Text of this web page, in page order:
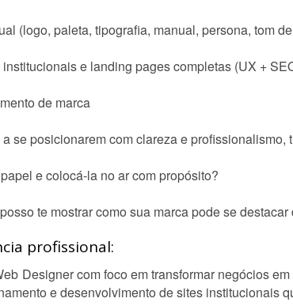
(logo, paleta, tipografia, manual, persona, tom
e landing pages completas (UX +
de marca
se posicionarem com clareza e
e colocá-la no ar com propósito?
te mostrar como sua marca pode se
profissional:
Designer com foco em transformar negócios
e desenvolvimento de sites institucionais